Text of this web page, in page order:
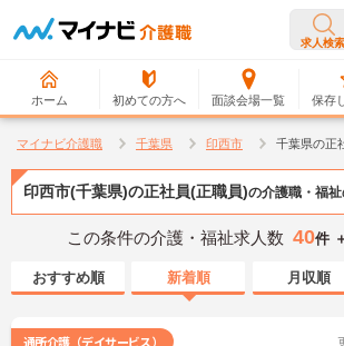
求人検索
ホーム 初めての方へ 面談会場一覧 保存
マイナビ介護職 千葉県 印西市 千葉県の正
印西市(千葉県)の正社員(正職員)の介護職・福
この条件の介護・福祉求人数 40件
おすすめ順 新着順 月収順
通所介護（デイサービス）